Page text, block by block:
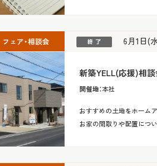
フェア・相談会 6月1日(
新築YELL(応援)相談
開催地：本社
おすすめの土地をホーム
お家の間取りや配置につ